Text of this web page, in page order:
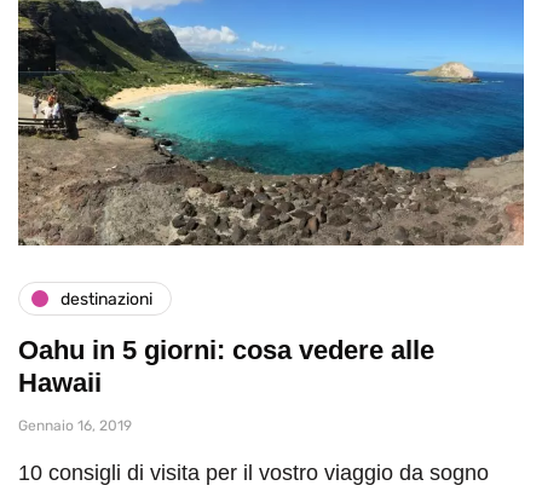
destinazioni
Oahu in 5 giorni: cosa vedere alle
Hawaii
Gennaio 16, 2019
10 consigli di visita per il vostro viaggio da sogno